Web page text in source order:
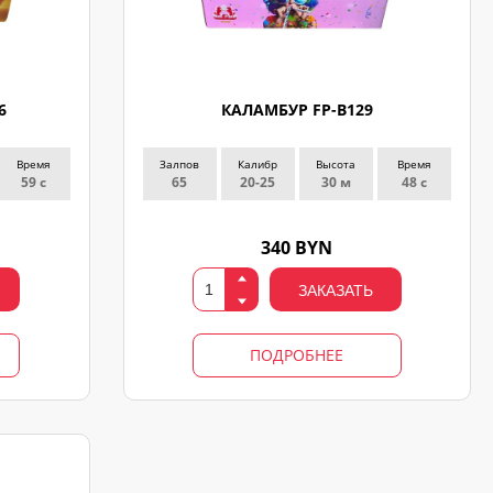
Время
59 с
КАЛАМБУР FP-B129
Залпов
65
Калибр
20-25
Высота
30 м
Время
48 с
340 BYN
ЗАКАЗАТЬ
ПОДРОБНЕЕ